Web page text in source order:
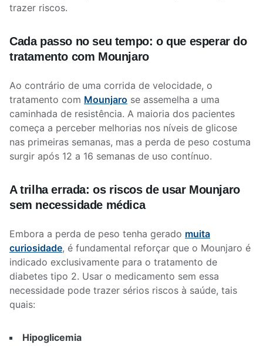
trazer riscos.
Cada passo no seu tempo: o que esperar do
tratamento com Mounjaro
Ao contrário de uma corrida de velocidade, o
tratamento com Mounjaro se assemelha a uma
caminhada de resistência. A maioria dos pacientes
começa a perceber melhorias nos níveis de glicose
nas primeiras semanas, mas a perda de peso costuma
surgir após 12 a 16 semanas de uso contínuo.
A trilha errada: os riscos de usar Mounjaro
sem necessidade médica
Embora a perda de peso tenha gerado muita
curiosidade, é fundamental reforçar que o Mounjaro é
indicado exclusivamente para o tratamento de
diabetes tipo 2. Usar o medicamento sem essa
necessidade pode trazer sérios riscos à saúde, tais
quais:
Hipoglicemia